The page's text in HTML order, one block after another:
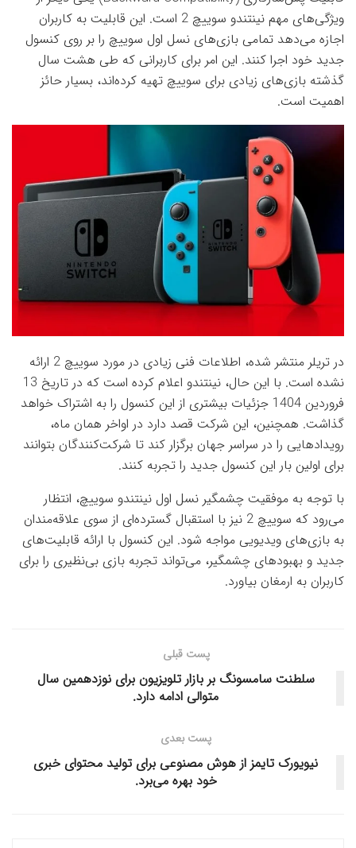
ویژگی‌های مهم نینتندو سوییچ 2 است. این قابلیت به کاربران
اجازه می‌دهد تمامی بازی‌های نسل اول سوییچ را بر روی کنسول
جدید خود اجرا کنند. این امر برای کاربرانی که طی هشت سال
گذشته بازی‌های زیادی برای سوییچ تهیه کرده‌اند، بسیار حائز
اهمیت است.
در تریلر منتشر شده، اطلاعات فنی زیادی در مورد سوییچ 2 ارائه
نشده است. با این حال، نینتندو اعلام کرده است که در تاریخ 13
فروردین 1404 جزئیات بیشتری از این کنسول را به اشتراک خواهد
گذاشت. همچنین، این شرکت قصد دارد در اواخر همان ماه،
رویدادهایی را در سراسر جهان برگزار کند تا شرکت‌کنندگان بتوانند
برای اولین بار این کنسول جدید را تجربه کنند.
با توجه به موفقیت چشمگیر نسل اول نینتندو سوییچ، انتظار
می‌رود که سوییچ 2 نیز با استقبال گسترده‌ای از سوی علاقه‌مندان
به بازی‌های ویدیویی مواجه شود. این کنسول با ارائه قابلیت‌های
جدید و بهبودهای چشمگیر، می‌تواند تجربه بازی بی‌نظیری را برای
کاربران به ارمغان بیاورد.
پست قبلی
سلطنت سامسونگ بر بازار تلویزیون برای نوزدهمین سال
متوالی ادامه دارد.
پست بعدی
نیویورک تایمز از هوش مصنوعی برای تولید محتوای خبری
خود بهره می‌برد.